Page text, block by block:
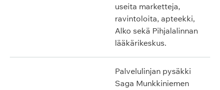
useita marketteja,
ravintoloita, apteekki,
Alko sekä Pihjalalinnan
lääkärikeskus.
Palvelulinjan pysäkki
Saga Munkkiniemen